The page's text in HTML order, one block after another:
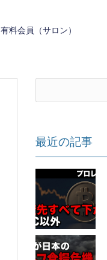
有料会員（サロン）
最近の記事